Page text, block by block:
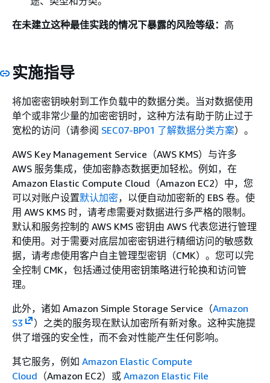
在未建立这种最佳实践的情况下暴露的风险等级： 高
实施指导
将加密密钥映射到工作负载中的数据分类。当对数据使用
单个或非常少量的加密密钥时，这种方法有助于防止过于
宽松的访问（请参阅 SEC07-BP01 了解数据分类方案）。
AWS Key Management Service（AWS KMS）与许多
AWS 服务集成，使加密静态数据更加轻松。例如，在
Amazon Elastic Compute Cloud（Amazon EC2）中，您
可以对账户设置默认加密，以便自动加密新的 EBS 卷。使
用 AWS KMS 时，请考虑需要对数据进行多严格的限制。
默认和服务控制的 AWS KMS 密钥由 AWS 代表您进行管理
和使用。对于需要对底层加密密钥进行精细访问的敏感数
据，请考虑使用客户自主管理型密钥（CMK）。您可以完
全控制 CMK，包括通过使用密钥策略进行轮换和访问管
理。
此外，诸如 Amazon Simple Storage Service（Amazon
S3
）之类的服务现在默认加密所有新对象。这种实施提
供了增强的安全性，而不会对性能产生任何影响。
其它服务，例如 Amazon Elastic Compute
Cloud （Amazon EC2）或 Amazon Elastic File